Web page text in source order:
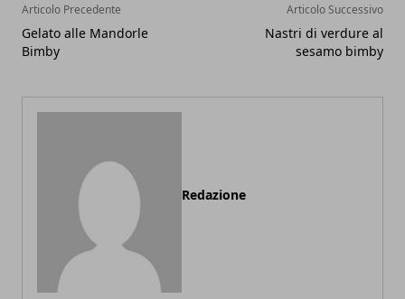
Articolo Precedente
Gelato alle Mandorle
Bimby
Articolo Successivo
Nastri di verdure al
sesamo bimby
Redazione